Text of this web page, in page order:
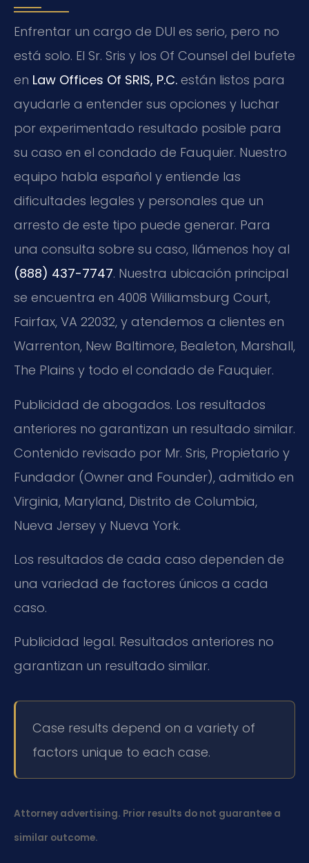
Enfrentar un cargo de DUI es serio, pero no
está solo. El Sr. Sris y los Of Counsel del bufete
en Law Offices Of SRIS, P.C. están listos para
ayudarle a entender sus opciones y luchar
por experimentado resultado posible para
su caso en el condado de Fauquier. Nuestro
equipo habla español y entiende las
dificultades legales y personales que un
arresto de este tipo puede generar. Para
una consulta sobre su caso, llámenos hoy al
(888) 437-7747. Nuestra ubicación principal
se encuentra en 4008 Williamsburg Court,
Fairfax, VA 22032, y atendemos a clientes en
Warrenton, New Baltimore, Bealeton, Marshall,
The Plains y todo el condado de Fauquier.
Publicidad de abogados. Los resultados
anteriores no garantizan un resultado similar.
Contenido revisado por Mr. Sris, Propietario y
Fundador (Owner and Founder), admitido en
Virginia, Maryland, Distrito de Columbia,
Nueva Jersey y Nueva York.
Los resultados de cada caso dependen de
una variedad de factores únicos a cada
caso.
Publicidad legal. Resultados anteriores no
garantizan un resultado similar.
Case results depend on a variety of
factors unique to each case.
Attorney advertising. Prior results do not guarantee a
similar outcome.